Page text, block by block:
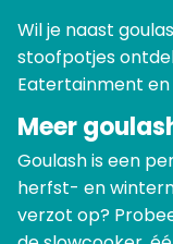
Wil je naast
stoofpotjes
Eatertainment en
Meer
Goulash is een
herfst- en
verzot op?